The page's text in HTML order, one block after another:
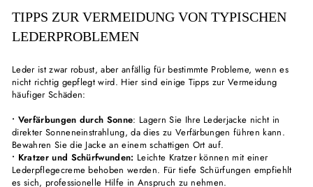
TIPPS ZUR VERMEIDUNG VON TYPISCHEN
LEDERPROBLEMEN
Leder ist zwar robust, aber anfällig für bestimmte Probleme, wenn es
nicht richtig gepflegt wird. Hier sind einige Tipps zur Vermeidung
häufiger Schäden:
• Verfärbungen durch Sonne: Lagern Sie Ihre Lederjacke nicht in
direkter Sonneneinstrahlung, da dies zu Verfärbungen führen kann.
Bewahren Sie die Jacke an einem schattigen Ort auf.
• Kratzer und Schürfwunden: Leichte Kratzer können mit einer
Lederpflegecreme behoben werden. Für tiefe Schürfungen empfiehlt
es sich, professionelle Hilfe in Anspruch zu nehmen.